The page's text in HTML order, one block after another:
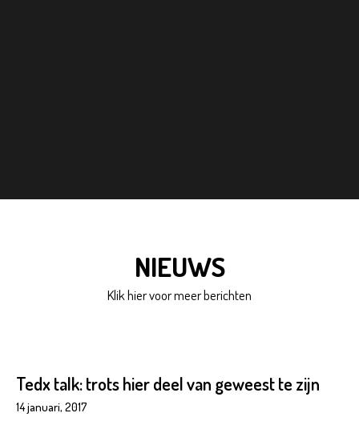
NIEUWS
Klik hier voor meer berichten
Tedx talk: trots hier deel van geweest te zijn
14 januari, 2017